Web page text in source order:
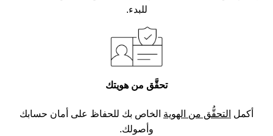
للبدء.
تحقَّق من هويتك
أكمل التحقُّق من الهوية الخاص بك للحفاظ على أمان حسابك
وأصولك.